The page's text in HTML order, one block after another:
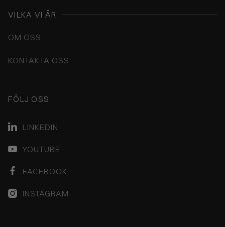
VILKA VI ÄR
OM OSS
KONTAKTA OSS
FÖLJ OSS
 LINKEDIN
 YOUTUBE
 FACEBOOK
 INSTAGRAM